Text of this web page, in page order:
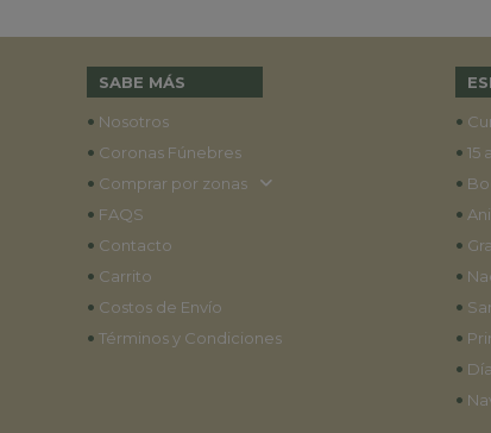
SABE MÁS
• Nosotros
• Coronas Fúnebres
• Comprar por zonas
• FAQS
• Contacto
• Carrito
• Costos de Envío
• Términos y Condiciones
•
• 15
•
•
•
•
•
•
•
•